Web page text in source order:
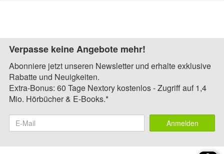
Verpasse keine Angebote mehr!
Abonniere jetzt unseren Newsletter und erhalte exklusive
Rabatte und Neuigkeiten.
Extra-Bonus: 60 Tage Nextory kostenlos - Zugriff auf 1,4
Mio. Hörbücher & E-Books.*
Anmelden